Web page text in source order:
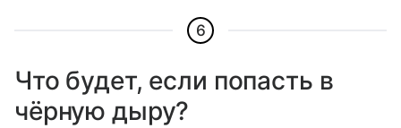
6
Что будет, если попасть в
чёрную дыру?